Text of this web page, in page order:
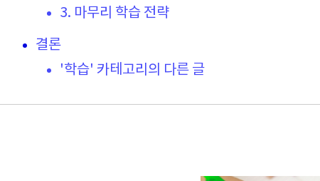
3. 마무리 학습 전략
결론
'학습' 카테고리의 다른 글